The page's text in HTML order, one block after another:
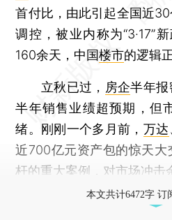
首付比，由此引起全国近
调控，被业内称为“3·17”
160余天，中国楼市的逻辑
立秋已过， 房企半年报
半年销售业绩超预期，但
绪。刚刚一个多月前， 万达
近700亿元资产包的惊天
杆的重大案例，对市场冲击
本文共计6472字 订